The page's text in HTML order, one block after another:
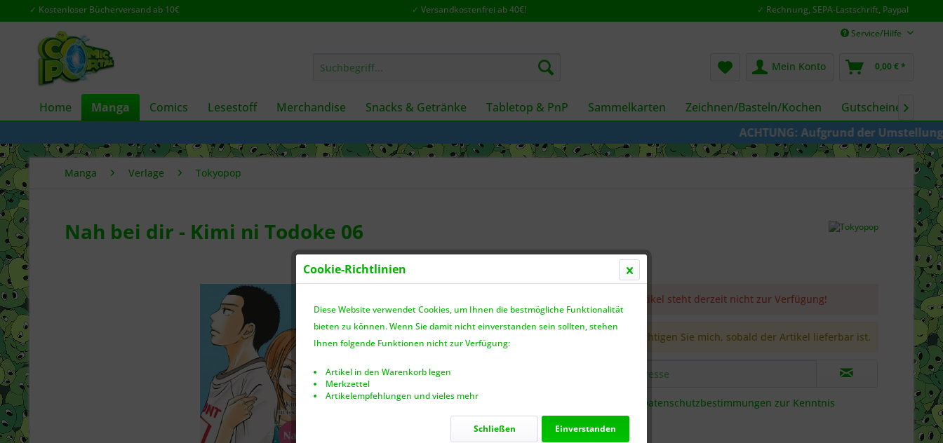
✓ Kostenloser Bücherversand ab 10€ ✓ Versandkostenfrei ab 40€!
✓ Rechnung, SEPA-Lastschrift, Paypal
Service/Hilfe
Mein Konto 0,00 € *
Home Manga Comics Lesestoff Merchandise Snacks & Getränke Tabletop & PnP Sammelkarten Zeichnen/Basteln/Kochen Gutscheine 
ACHTUNG: Aufgrund der Umstellung
Manga Verlage Tokyopop
Nah bei dir - Kimi ni Todoke 06
Dieser Artikel steht derzeit nicht zur Verfügung!
Benachrichtigen Sie mich, sobald der Artikel lieferbar ist.
Datenschutzbestimmungen zur Kenntnis
genommen.
Cookie-Richtlinien
Diese Website verwendet Cookies, um Ihnen die bestmögliche Funktionalität
bieten zu können. Wenn Sie damit nicht einverstanden sein sollten, stehen
Ihnen folgende Funktionen nicht zur Verfügung:
Artikel in den Warenkorb legen
Merkzettel
Artikelempfehlungen und vieles mehr
Einverstanden
Schließen